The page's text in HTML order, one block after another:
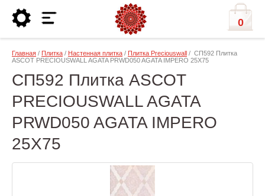
0
Главная / Плитка / Настенная плитка / Плитка Preciouswall / СП592 Плитка
ASCOT PRECIOUSWALL AGATA PRWD050 AGATA IMPERO 25X75
СП592 Плитка ASCOT
PRECIOUSWALL AGATA
PRWD050 AGATA IMPERO
25X75